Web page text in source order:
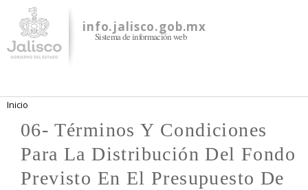
contenido
principal
info.jalisco.gob.mx
Sistema de información web
Se encuentra usted aquí
Inicio
06- Términos Y Condiciones
Para La Distribución Del Fondo
Previsto En El Presupuesto De